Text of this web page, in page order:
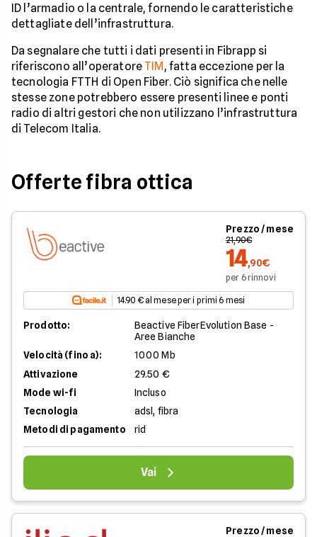
ID l’armadio o la centrale, fornendo le caratteristiche
dettagliate dell’infrastruttura.
Da segnalare che tutti i dati presenti in Fibrapp si
riferiscono all’operatore TIM, fatta eccezione per la
tecnologia FTTH di Open Fiber. Ciò significa che nelle
stesse zone potrebbero essere presenti linee e ponti
radio di altri gestori che non utilizzano l’infrastruttura
di Telecom Italia.
Offerte fibra ottica
Prezzo / mese
21,90€
14,90€
per 6 rinnovi
14.90 € al mese per i primi 6 mesi
Prodotto:
Beactive FiberEvolution Base -
Aree Bianche
Velocità (fino a):
1000 Mb
Attivazione
29.50 €
Mode wi-fi
Incluso
Tecnologia
adsl, fibra
Metodi di pagamento
rid
Vai
Prezzo / mese